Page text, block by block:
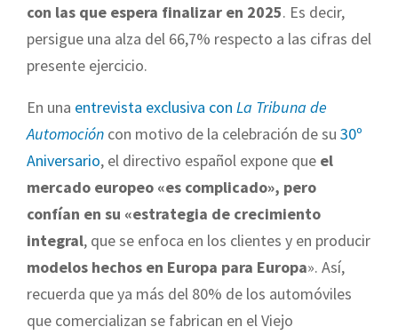
con las que espera finalizar en 2025. Es decir,
persigue una alza del 66,7% respecto a las cifras del
presente ejercicio.
En una entrevista exclusiva con La Tribuna de
Automoción con motivo de la celebración de su 30º
Aniversario, el directivo español expone que el
mercado europeo «es complicado», pero
confían en su «estrategia de crecimiento
integral, que se enfoca en los clientes y en producir
modelos hechos en Europa para Europa». Así,
recuerda que ya más del 80% de los automóviles
que comercializan se fabrican en el Viejo